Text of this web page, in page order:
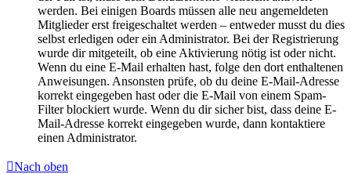
werden. Bei einigen Boards müssen alle neu angemeldeten
Mitglieder erst freigeschaltet werden – entweder musst du dies
selbst erledigen oder ein Administrator. Bei der Registrierung
wurde dir mitgeteilt, ob eine Aktivierung nötig ist oder nicht.
Wenn du eine E-Mail erhalten hast, folge den dort enthaltenen
Anweisungen. Ansonsten prüfe, ob du deine E-Mail-Adresse
korrekt eingegeben hast oder die E-Mail von einem Spam-
Filter blockiert wurde. Wenn du dir sicher bist, dass deine E-
Mail-Adresse korrekt eingegeben wurde, dann kontaktiere
einen Administrator.
Nach oben